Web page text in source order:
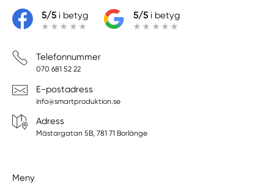
5/5i betyg 5/5i betyg
Telefonnummer
070 681 52 22
E-postadress
info@smartproduktion.se
Adress
Mästargatan 5B, 781 71 Borlänge
Meny